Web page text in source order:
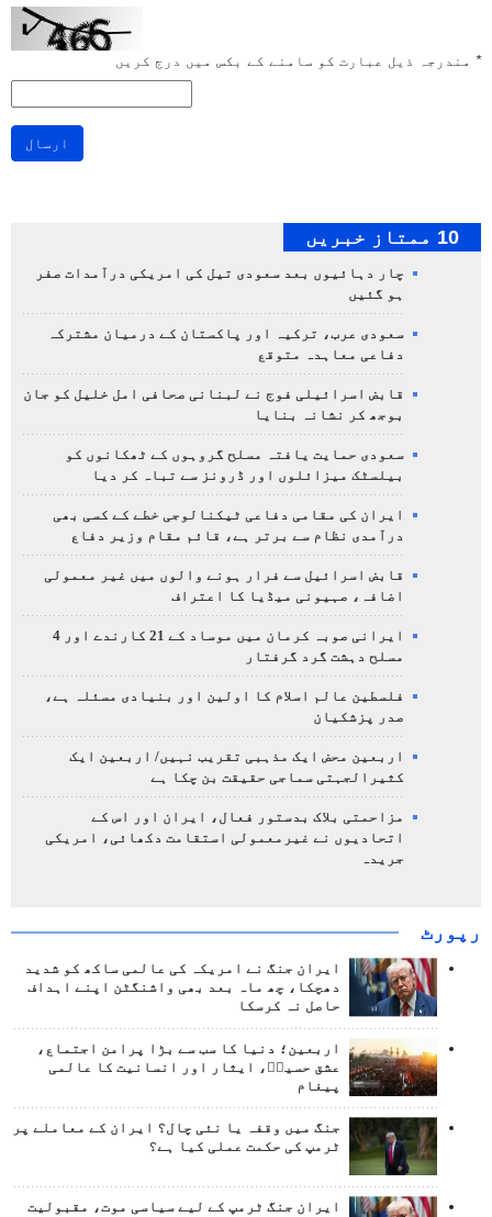
* مندرجہ ذیل عبارت کو سامنے کے بکس میں درج کریں
ارسال
10 ممتاز خبریں
چار دہائیوں بعد سعودی تیل کی امریکی درآمدات صفر
ہو گئیں
سعودی عرب، ترکیہ اور پاکستان کے درمیان مشترکہ
دفاعی معاہدہ متوقع
قابض اسرائیلی فوج نے لبنانی صحافی امل خلیل کو جان
بوجھ کر نشانہ بنایا
سعودی حمایت یافتہ مسلح گروہوں کے ٹھکانوں کو
بیلسٹک میزائلوں اور ڈرونز سے تباہ کر دیا
ایران کی مقامی دفاعی ٹیکنالوجی خطے کے کسی بھی
درآمدی نظام سے برتر ہے، قائم مقام وزیر دفاع
قابض اسرائیل سے فرار ہونے والوں میں غیر معمولی
اضافہ، صہیونی میڈیا کا اعتراف
ایرانی صوبہ کرمان میں موساد کے 21 کارندے اور 4
مسلح دہشت گرد گرفتار
فلسطین عالم اسلام کا اولین اور بنیادی مسئلہ ہے،
صدر پزشکیان
اربعین محض ایک مذہبی تقریب نہیں/ اربعین ایک
کثیرالجہتی سماجی حقیقت بن چکا ہے
مزاحمتی بلاک بدستور فعال، ایران اور اس کے
اتحادیوں نے غیرمعمولی استقامت دکھائی، امریکی
جریدہ
رپورٹ
ایران جنگ نے امریکہ کی عالمی ساکھ کو شدید
دھچکا، چھ ماہ بعد بھی واشنگٹن اپنے اہداف
حاصل نہ کرسکا
اربعین؛ دنیا کا سب سے بڑا پرامن اجتماع،
عشق حسینؑ، ایثار اور انسانیت کا عالمی
پیغام
جنگ میں وقفہ یا نئی چال؟ ایران کے معاملے پر
ٹرمپ کی حکمت عملی کیا ہے؟
ایران جنگ ٹرمپ کے لیے سیاسی موت، مقبولیت